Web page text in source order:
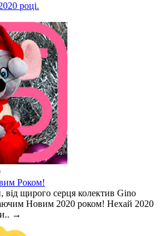
році.
Роком!
від щирого серця колектив Gino
Новим 2020 роком! Нехай 2020
→